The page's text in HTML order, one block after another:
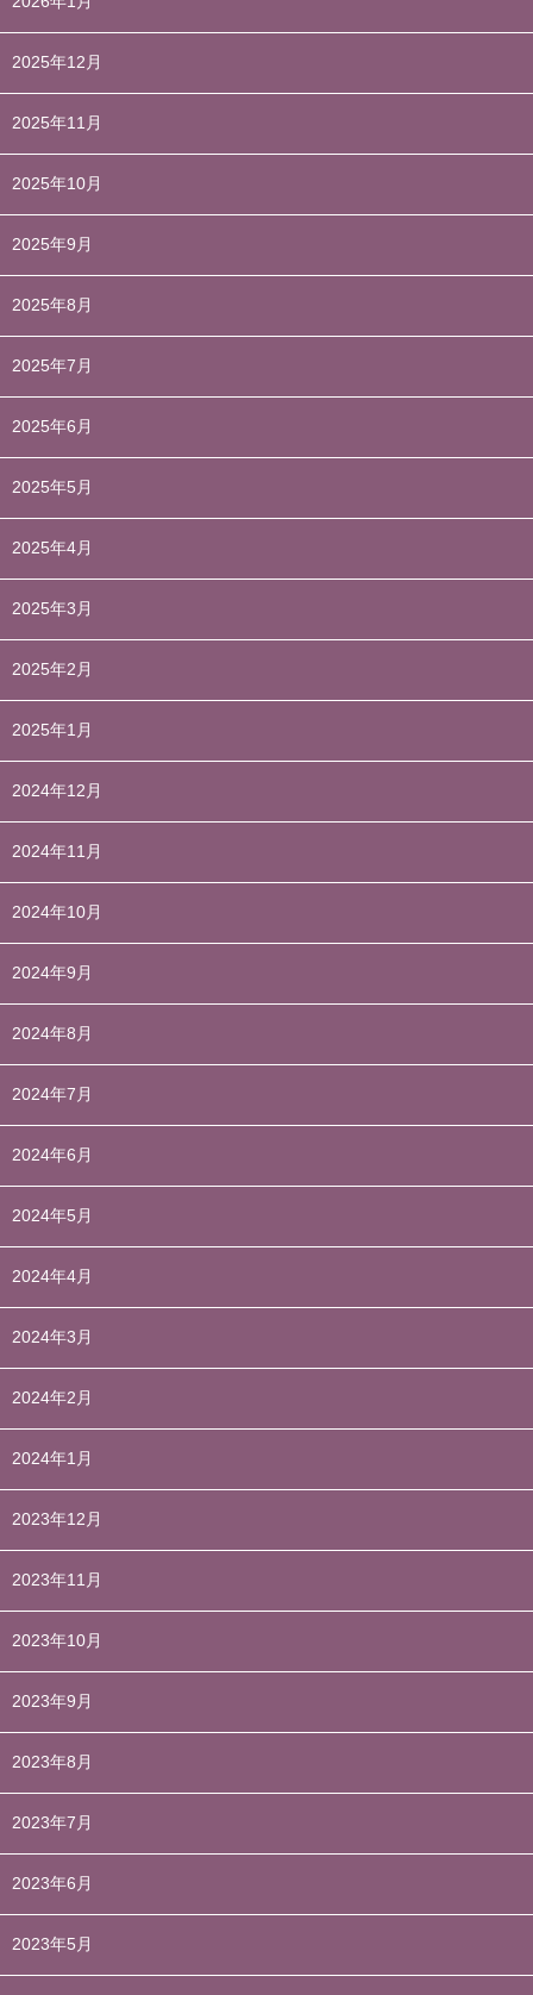
2025年12月
2025年11月
2025年10月
2025年9月
2025年8月
2025年7月
2025年6月
2025年5月
2025年4月
2025年3月
2025年2月
2025年1月
2024年12月
2024年11月
2024年10月
2024年9月
2024年8月
2024年7月
2024年6月
2024年5月
2024年4月
2024年3月
2024年2月
2024年1月
2023年12月
2023年11月
2023年10月
2023年9月
2023年8月
2023年7月
2023年6月
2023年5月